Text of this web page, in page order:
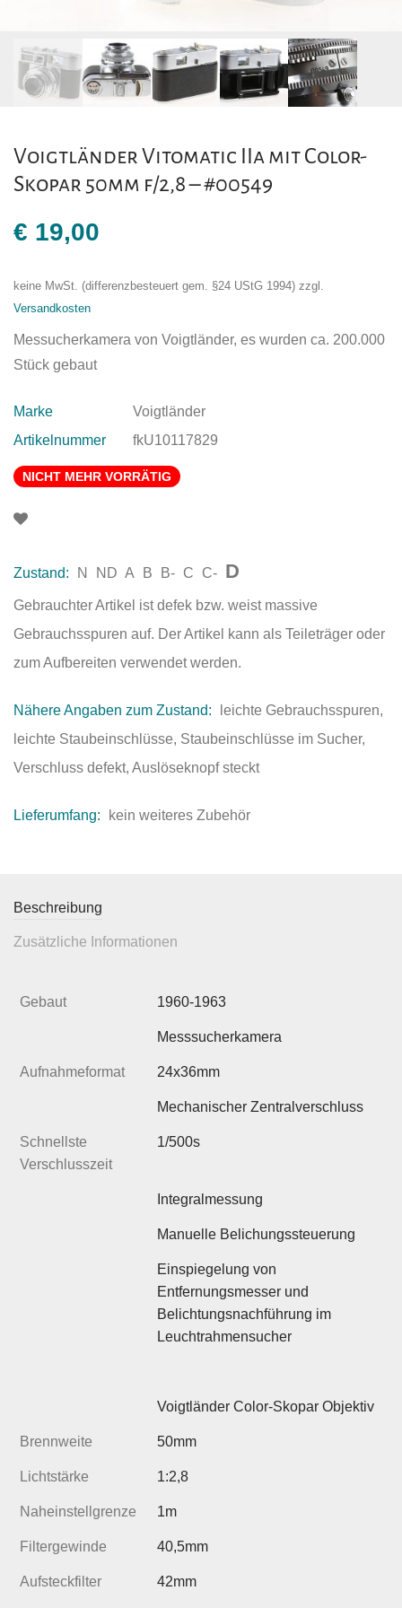
Voigtländer Vitomatic IIa mit Color-
Skopar 50mm f/2,8 – #00549
€ 19,00
keine MwSt. (differenzbesteuert gem. §24 UStG 1994) zzgl.
Versandkosten
Messucherkamera von Voigtländer, es wurden ca. 200.000
Stück gebaut
Marke
Voigtländer
Artikelnummer
fkU10117829
NICHT MEHR VORRÄTIG
Zustand: N ND A B B- C C- D
Gebrauchter Artikel ist defek bzw. weist massive
Gebrauchsspuren auf. Der Artikel kann als Teileträger oder
zum Aufbereiten verwendet werden.
Nähere Angaben zum Zustand:
leichte Gebrauchsspuren,
leichte Staubeinschlüsse, Staubeinschlüsse im Sucher,
Verschluss defekt, Auslöseknopf steckt
Lieferumfang: kein weiteres Zubehör
Beschreibung
Zusätzliche Informationen
Gebaut 1960-1963
Messsucherkamera
Aufnahmeformat 24x36mm
Mechanischer Zentralverschluss
Schnellste
Verschlusszeit
1/500s
Integralmessung
Manuelle Belichungssteuerung
Einspiegelung von
Entfernungsmesser und
Belichtungsnachführung im
Leuchtrahmensucher
Voigtländer Color-Skopar Objektiv
Brennweite 50mm
Lichtstärke 1:2,8
Naheinstellgrenze 1m
Filtergewinde 40,5mm
Aufsteckfilter 42mm